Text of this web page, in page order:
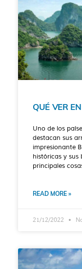
QUÉ VER
Uno de los
destacan sus
impresionante
históricas y sus
principales
READ MORE »
21/12/2022